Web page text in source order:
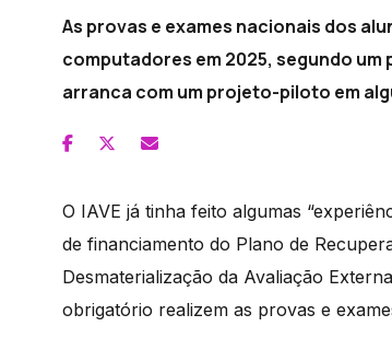
As provas e exames nacionais dos
computadores em 2025, segundo um
arranca com um projeto-piloto em
O IAVE já tinha feito algumas
de financiamento do Plano de
Desmaterialização da Avaliação
obrigatório realizem as provas e